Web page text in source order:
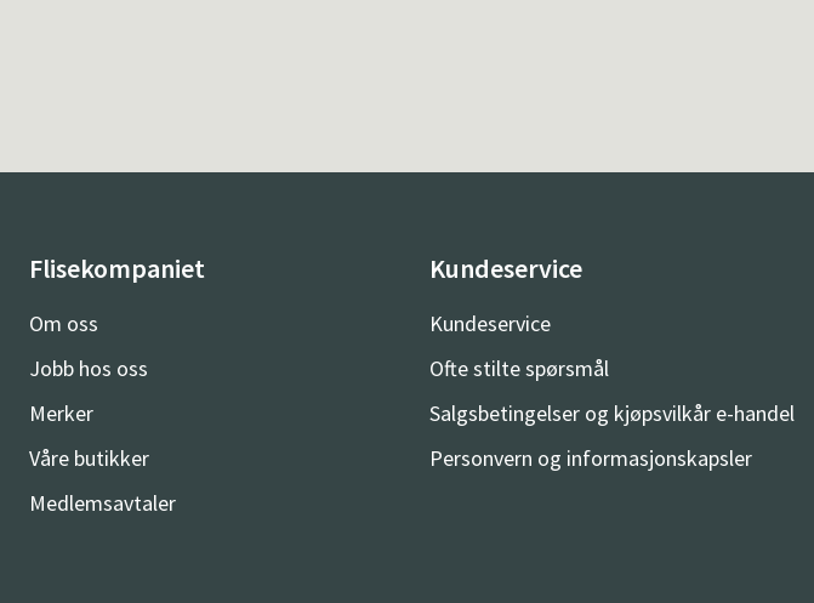
Flisekompaniet
Om oss
Jobb hos oss
Merker
Våre butikker
Medlemsavtaler
Kundeservice
Kundeservice
Ofte stilte spørsmål
Salgsbetingelser og kjøpsvilkår e-handel
Personvern og informasjonskapsler